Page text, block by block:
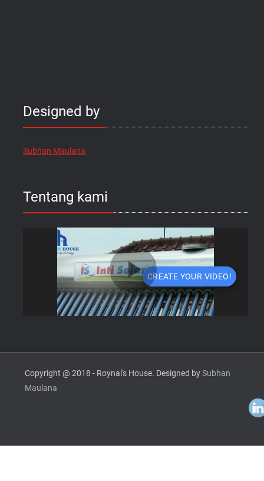
Designed by
Subhan Maulana
Tentang kami
Copyright @ 2018 - Roynal's House. Designed bySubhan
Maulana